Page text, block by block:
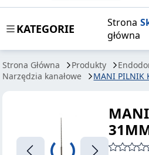
KATEGORIE
Strona
główna
Strona Główna Produkty
Narzędzia kanałowe
MANI PILNIK